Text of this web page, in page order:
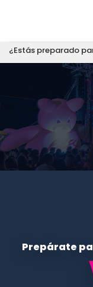
¿Estás preparado
Prepárate